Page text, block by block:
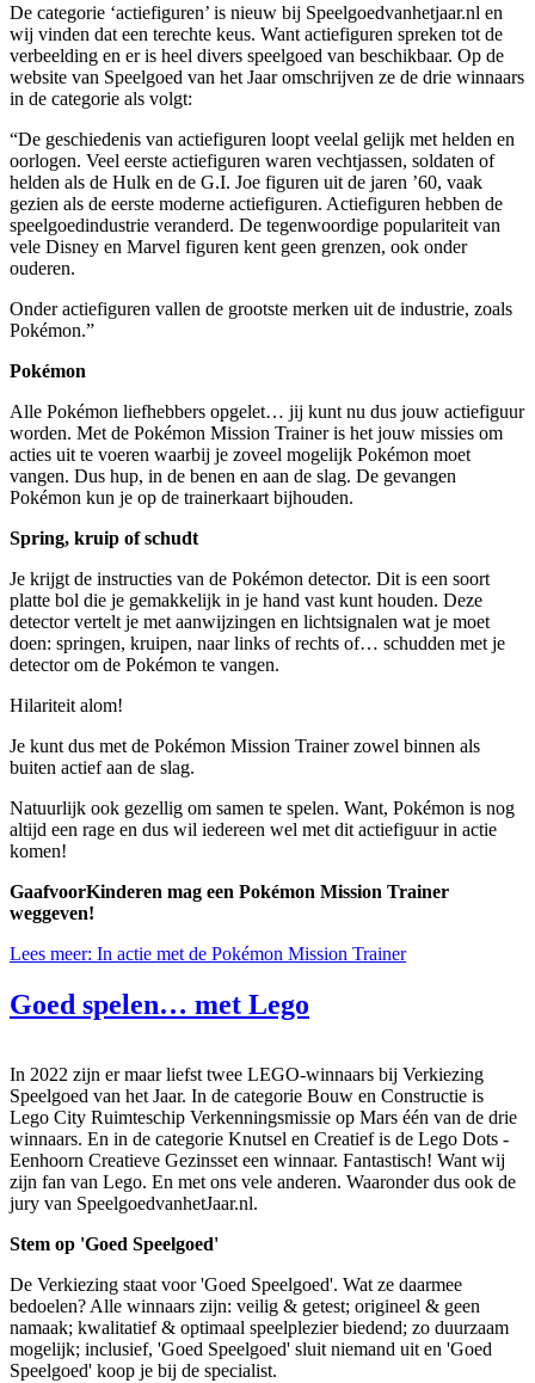
De categorie ‘actiefiguren’ is nieuw bij Speelgoedvanhetjaar.nl en
wij vinden dat een terechte keus. Want actiefiguren spreken tot de
verbeelding en er is heel divers speelgoed van beschikbaar. Op de
website van Speelgoed van het Jaar omschrijven ze de drie winnaars
in de categorie als volgt:
“De geschiedenis van actiefiguren loopt veelal gelijk met helden en
oorlogen. Veel eerste actiefiguren waren vechtjassen, soldaten of
helden als de Hulk en de G.I. Joe figuren uit de jaren ’60, vaak
gezien als de eerste moderne actiefiguren. Actiefiguren hebben de
speelgoedindustrie veranderd. De tegenwoordige populariteit van
vele Disney en Marvel figuren kent geen grenzen, ook onder
ouderen.
Onder actiefiguren vallen de grootste merken uit de industrie, zoals
Pokémon.”
Pokémon
Alle Pokémon liefhebbers opgelet… jij kunt nu dus jouw actiefiguur
worden. Met de Pokémon Mission Trainer is het jouw missies om
acties uit te voeren waarbij je zoveel mogelijk Pokémon moet
vangen. Dus hup, in de benen en aan de slag. De gevangen
Pokémon kun je op de trainerkaart bijhouden.
Spring, kruip of schudt
Je krijgt de instructies van de Pokémon detector. Dit is een soort
platte bol die je gemakkelijk in je hand vast kunt houden. Deze
detector vertelt je met aanwijzingen en lichtsignalen wat je moet
doen: springen, kruipen, naar links of rechts of… schudden met je
detector om de Pokémon te vangen.
Hilariteit alom!
Je kunt dus met de Pokémon Mission Trainer zowel binnen als
buiten actief aan de slag.
Natuurlijk ook gezellig om samen te spelen. Want, Pokémon is nog
altijd een rage en dus wil iedereen wel met dit actiefiguur in actie
komen!
GaafvoorKinderen mag een Pokémon Mission Trainer
weggeven!
Lees meer: In actie met de Pokémon Mission Trainer
Goed spelen… met Lego
In 2022 zijn er maar liefst twee LEGO-winnaars bij Verkiezing
Speelgoed van het Jaar. In de categorie Bouw en Constructie is
Lego City Ruimteschip Verkenningsmissie op Mars één van de drie
winnaars. En in de categorie Knutsel en Creatief is de Lego Dots -
Eenhoorn Creatieve Gezinsset een winnaar. Fantastisch! Want wij
zijn fan van Lego. En met ons vele anderen. Waaronder dus ook de
jury van SpeelgoedvanhetJaar.nl.
Stem op 'Goed Speelgoed'
De Verkiezing staat voor 'Goed Speelgoed'. Wat ze daarmee
bedoelen? Alle winnaars zijn: veilig & getest; origineel & geen
namaak; kwalitatief & optimaal speelplezier biedend; zo duurzaam
mogelijk; inclusief, 'Goed Speelgoed' sluit niemand uit en 'Goed
Speelgoed' koop je bij de specialist.